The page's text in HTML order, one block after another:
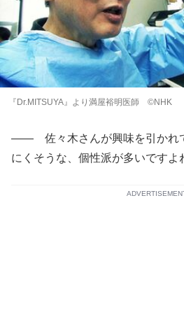
『Dr.MITSUYA』より満屋裕明医師 ©NHK
―― 佐々木さんが興味を引かれ
にくそうな、個性派が多いですよ